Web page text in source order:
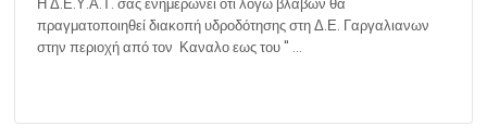
πραγματοποιηθεί διακοπή υδροδότησης στη Δ.Ε. Γαργαλιανων
στην περιοχή από τον Καναλο εως του " …